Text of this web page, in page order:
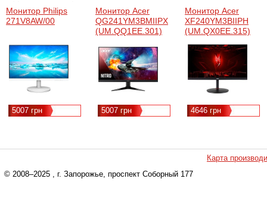
Монитор Philips
271V8AW/00
5007 грн
Монитор Acer
QG241YM3BMIIPX
(UM.QQ1EE.301)
5007 грн
Монитор Acer
XF240YM3BIIPH
(UM.QX0EE.315)
4646 грн
Карта
© 2008–2025 , г. Запорожье, проспект Соборный 177